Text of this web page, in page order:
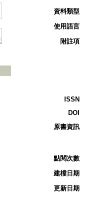
資料類型
使用語言
附註項
ISSN
DOI
原書資訊
點閱次數
建檔日期
更新日期